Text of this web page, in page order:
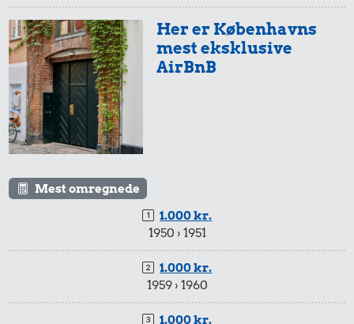
Her er Københavns
mest eksklusive
AirBnB
Mest omregnede
1.000 kr.
1950 › 1951
1.000 kr.
1959 › 1960
1.000 kr.